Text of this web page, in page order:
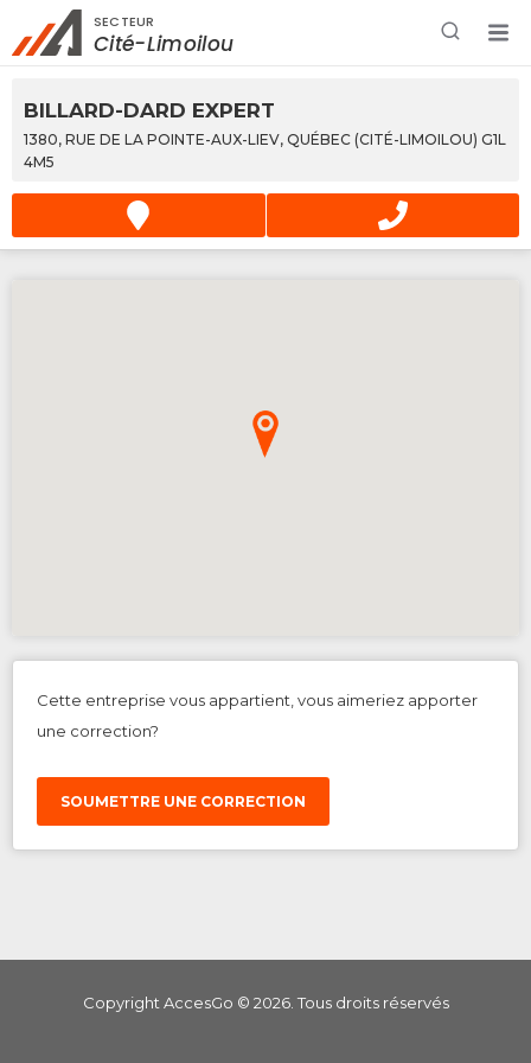
Rechercher à proximité - Entreprise / Rabais /
Services
SECTEUR
Cité-Limoilou
BILLARD-DARD EXPERT
1380, RUE DE LA POINTE-AUX-LIEV, QUÉBEC (CITÉ-LIMOILOU) G1L
4M5
Cette entreprise vous appartient, vous aimeriez apporter
une correction?
SOUMETTRE UNE CORRECTION
Copyright AccesGo © 2026. Tous droits réservés